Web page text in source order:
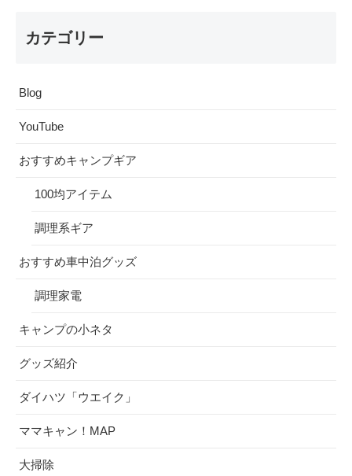
カテゴリー
Blog
YouTube
おすすめキャンプギア
100均アイテム
調理系ギア
おすすめ車中泊グッズ
調理家電
キャンプの小ネタ
グッズ紹介
ダイハツ「ウエイク」
ママキャン！MAP
大掃除